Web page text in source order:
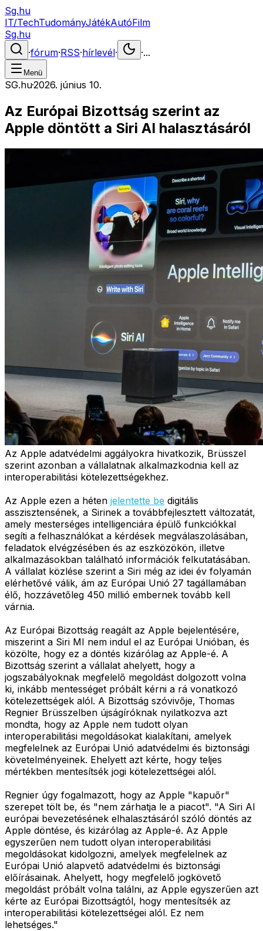
Sg.hu
IT/TechTudományJátékAutóFilm
Sg.hu
·fórum·RSS·hírlevél· ·...
Menü
SG.hu·2026. június 10.
Az Európai Bizottság szerint az
Apple döntött a Siri AI halasztásáról
Az Apple adatvédelmi aggályokra hivatkozik, Brüsszel
szerint azonban a vállalatnak alkalmazkodnia kell az
interoperabilitási kötelezettségekhez.
Az Apple ezen a héten jelentette be digitális
asszisztensének, a Sirinek a továbbfejlesztett változatát,
amely mesterséges intelligenciára épülő funkciókkal
segíti a felhasználókat a kérdések megválaszolásában,
feladatok elvégzésében és az eszközökön, illetve
alkalmazásokban található információk felkutatásában.
A vállalat közlése szerint a Siri még az idei év folyamán
elérhetővé válik, ám az Európai Unió 27 tagállamában
élő, hozzávetőleg 450 millió embernek tovább kell
várnia.
Az Európai Bizottság reagált az Apple bejelentésére,
miszerint a Siri MI nem indul el az Európai Unióban, és
közölte, hogy ez a döntés kizárólag az Apple-é. A
Bizottság szerint a vállalat ahelyett, hogy a
jogszabályoknak megfelelő megoldást dolgozott volna
ki, inkább mentességet próbált kérni a rá vonatkozó
kötelezettségek alól. A Bizottság szóvivője, Thomas
Regnier Brüsszelben újságíróknak nyilatkozva azt
mondta, hogy az Apple nem tudott olyan
interoperabilitási megoldásokat kialakítani, amelyek
megfelelnek az Európai Unió adatvédelmi és biztonsági
követelményeinek. Ehelyett azt kérte, hogy teljes
mértékben mentesítsék jogi kötelezettségei alól.
Regnier úgy fogalmazott, hogy az Apple "kapuőr"
szerepet tölt be, és "nem zárhatja le a piacot". "A Siri AI
európai bevezetésének elhalasztásáról szóló döntés az
Apple döntése, és kizárólag az Apple-é. Az Apple
egyszerűen nem tudott olyan interoperabilitási
megoldásokat kidolgozni, amelyek megfelelnek az
Európai Unió alapvető adatvédelmi és biztonsági
előírásainak. Ahelyett, hogy megfelelő jogkövető
megoldást próbált volna találni, az Apple egyszerűen azt
kérte az Európai Bizottságtól, hogy mentesítsék az
interoperabilitási kötelezettségei alól. Ez nem
lehetséges."